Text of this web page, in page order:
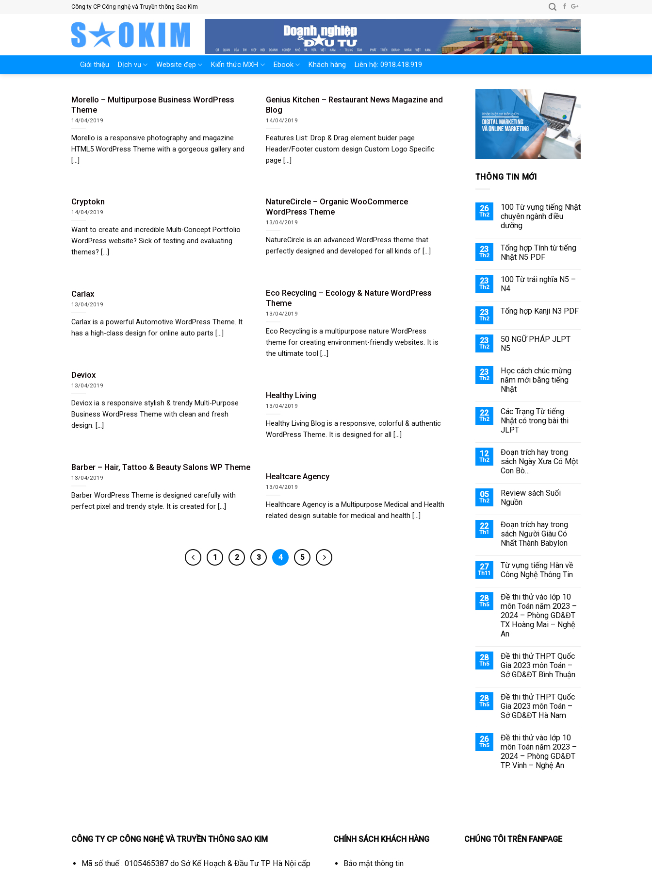
Công ty CP Công nghệ và Truyền thông Sao Kim
Giới thiệu Dịch vụ Website đẹp Kiến thức MXH Ebook Khách hàng Liên hệ: 0918.418.919
Morello – Multipurpose Business WordPress
Theme
14/04/2019
Morello is a responsive photography and magazine
HTML5 WordPress Theme with a gorgeous gallery and
[...]
Genius Kitchen – Restaurant News Magazine and
Blog
14/04/2019
Features List: Drop & Drag element buider page
Header/Footer custom design Custom Logo Specific
page [...]
Cryptokn
14/04/2019
Want to create and incredible Multi-Concept Portfolio
WordPress website? Sick of testing and evaluating
themes? [...]
NatureCircle – Organic WooCommerce
WordPress Theme
13/04/2019
NatureCircle is an advanced WordPress theme that
perfectly designed and developed for all kinds of [...]
Eco Recycling – Ecology & Nature WordPress
Theme
13/04/2019
Eco Recycling is a multipurpose nature WordPress
theme for creating environment-friendly websites. It is
the ultimate tool [...]
Carlax
13/04/2019
Carlax is a powerful Automotive WordPress Theme. It
has a high-class design for online auto parts [...]
Deviox
13/04/2019
Deviox ia s responsive stylish & trendy Multi-Purpose
Business WordPress Theme with clean and fresh
design. [...]
Healthy Living
13/04/2019
Healthy Living Blog is a responsive, colorful & authentic
WordPress Theme. It is designed for all [...]
Barber – Hair, Tattoo & Beauty Salons WP Theme
13/04/2019
Barber WordPress Theme is designed carefully with
perfect pixel and trendy style. It is created for [...]
Healtcare Agency
13/04/2019
Healthcare Agency is a Multipurpose Medical and Health
related design suitable for medical and health [...]
1 2 3 4 5
THÔNG TIN MỚI
26
Th2
100 Từ vựng tiếng Nhật
chuyên ngành điều
dưỡng
23
Th2
Tổng hợp Tính từ tiếng
Nhật N5 PDF
23
Th2
100 Từ trái nghĩa N5 –
N4
23
Th2
Tổng hợp Kanji N3 PDF
23
Th2
50 NGỮ PHÁP JLPT
N5
23
Th2
Học cách chúc mừng
năm mới bằng tiếng
Nhật
22
Th2
Các Trạng Từ tiếng
Nhật có trong bài thi
JLPT
12
Th2
Đoạn trích hay trong
sách Ngày Xưa Có Một
Con Bò…
05
Th2
Review sách Suối
Nguồn
22
Th1
Đoạn trích hay trong
sách Người Giàu Có
Nhất Thành Babylon
27
Th11
Từ vựng tiếng Hàn về
Công Nghệ Thông Tin
28
Th5
Đề thi thử vào lớp 10
môn Toán năm 2023 –
2024 – Phòng GD&ĐT
TX Hoàng Mai – Nghệ
An
28
Th5
Đề thi thử THPT Quốc
Gia 2023 môn Toán –
Sở GD&ĐT Bình Thuận
28
Th5
Đề thi thử THPT Quốc
Gia 2023 môn Toán –
Sở GD&ĐT Hà Nam
26
Th5
Đề thi thử vào lớp 10
môn Toán năm 2023 –
2024 – Phòng GD&ĐT
TP. Vinh – Nghệ An
CÔNG TY CP CÔNG NGHỆ VÀ TRUYỀN THÔNG SAO KIM
Mã số thuế : 0105465387 do Sở Kế Hoạch & Đầu Tư TP Hà Nội cấp
CHÍNH SÁCH KHÁCH HÀNG
Bảo mật thông tin
CHÚNG TÔI TRÊN FANPAGE